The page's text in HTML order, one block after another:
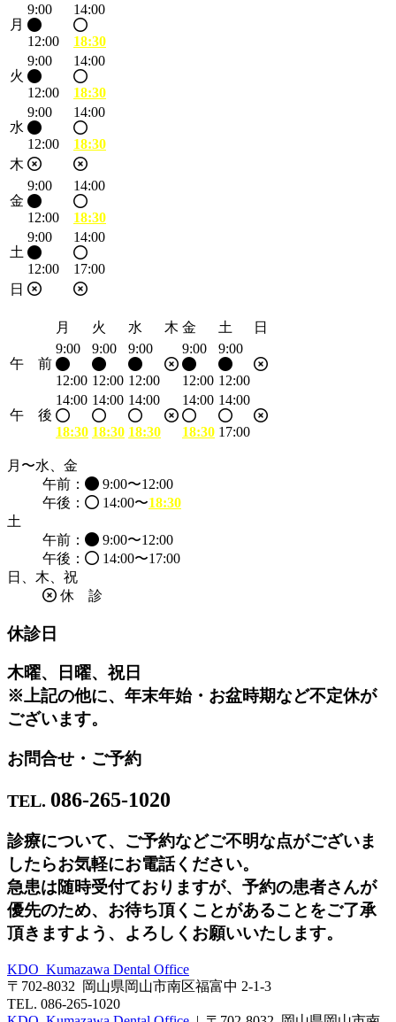
月
9:00
12:00
14:00
18:30
火
9:00
12:00
14:00
18:30
水
9:00
12:00
14:00
18:30
木
金
9:00
12:00
14:00
18:30
土
9:00
12:00
14:00
17:00
日
月 火 水 木 金 土 日
午 前
9:00
12:00
9:00
12:00
9:00
12:00
9:00
12:00
9:00
12:00
午 後
14:00
18:30
14:00
18:30
14:00
18:30
14:00
18:30
14:00
17:00
月〜水、金
午前：
9:00〜12:00
午後：
14:00〜18:30
土
午前：
9:00〜12:00
午後：
14:00〜17:00
日、木、祝
休 診
休診日
木曜、日曜、祝日
※上記の他に、年末年始・お盆時期など不定休が
ございます。
お問合せ・ご予約
TEL. 086-265-1020
診療について、ご予約などご不明な点がございま
したらお気軽にお電話ください。
急患は随時受付ておりますが、予約の患者さんが
優先のため、お待ち頂くことがあることをご了承
頂きますよう、よろしくお願いいたします。
KDO Kumazawa Dental Office
〒702-8032 岡山県岡山市南区福富中 2-1-3
TEL. 086-265-1020